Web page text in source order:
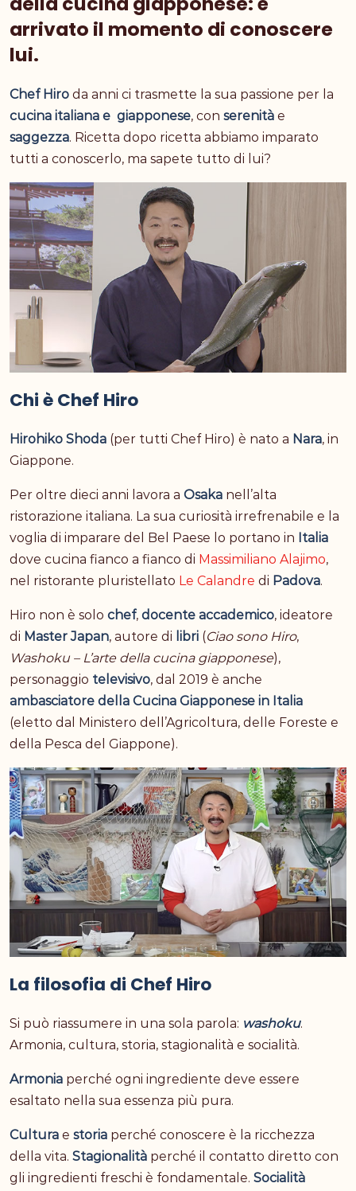
arrivato il momento di conoscere
lui.
Chef Hiro da anni ci trasmette la sua passione per la
cucina italiana e giapponese, con serenità e
saggezza. Ricetta dopo ricetta abbiamo imparato
tutti a conoscerlo, ma sapete tutto di lui?
Chi è Chef Hiro
Hirohiko Shoda (per tutti Chef Hiro) è nato a Nara, in
Giappone.
Per oltre dieci anni lavora a Osaka nell’alta
ristorazione italiana. La sua curiosità irrefrenabile e la
voglia di imparare del Bel Paese lo portano in Italia
dove cucina fianco a fianco di Massimiliano Alajimo,
nel ristorante pluristellato Le Calandre di Padova.
Hiro non è solo chef, docente accademico, ideatore
di Master Japan, autore di libri (Ciao sono Hiro,
Washoku – L’arte della cucina giapponese),
personaggio televisivo, dal 2019 è anche
ambasciatore della Cucina Giapponese in Italia
(eletto dal Ministero dell’Agricoltura, delle Foreste e
della Pesca del Giappone).
La filosofia di Chef Hiro
Si può riassumere in una sola parola: washoku.
Armonia, cultura, storia, stagionalità e socialità.
Armonia perché ogni ingrediente deve essere
esaltato nella sua essenza più pura.
Cultura e storia perché conoscere è la ricchezza
della vita. Stagionalità perché il contatto diretto con
gli ingredienti freschi è fondamentale. Socialità